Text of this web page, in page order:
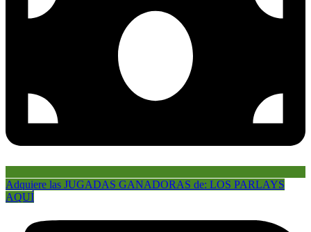
Adquiere las JUGADAS GANADORAS de: LOS PARLAYS
AQUÍ